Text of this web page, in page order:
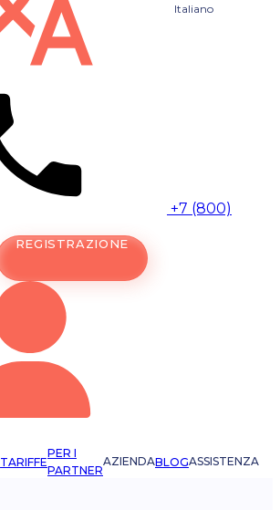
Italiano
+7 (800)
REGISTRAZIONE
TARIFFE
PER I
PARTNER
AZIENDABLOGASSISTENZA